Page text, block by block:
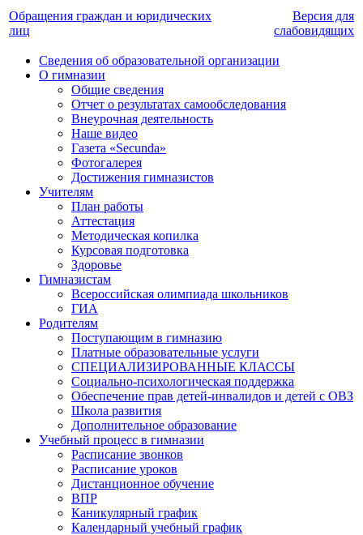
Обращения граждан и юридических
лиц
Версия для
слабовидящих
Сведения об образовательной организации
О гимназии
Общие сведения
Отчет о результатах самообследования
Внеурочная деятельность
Наше видео
Газета «Secunda»
Фотогалерея
Достижения гимназистов
Учителям
План работы
Аттестация
Методическая копилка
Курсовая подготовка
Здоровье
Гимназистам
Всероссийская олимпиада школьников
ГИА
Родителям
Поступающим в гимназию
Платные образовательные услуги
СПЕЦИАЛИЗИРОВАННЫЕ КЛАССЫ
Социально-психологическая поддержка
Обеспечение прав детей-инвалидов и детей с ОВЗ
Школа развития
Дополнительное образование
Учебный процесс в гимназии
Расписание звонков
Расписание уроков
Дистанционное обучение
ВПР
Каникулярный график
Календарный учебный график